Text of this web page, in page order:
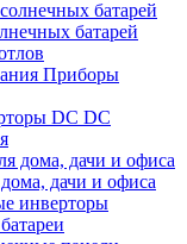
батарей
Приборы
DC DC
дачи и офиса
инверторы